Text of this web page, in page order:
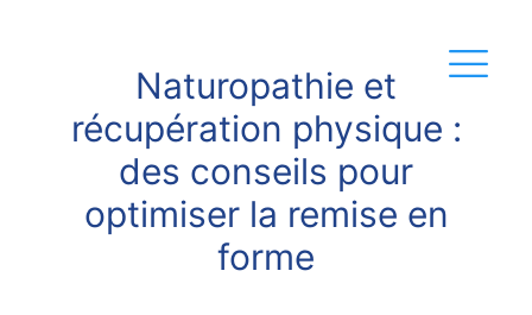
Naturopathie et
récupération physique :
des conseils pour
optimiser la remise en
forme